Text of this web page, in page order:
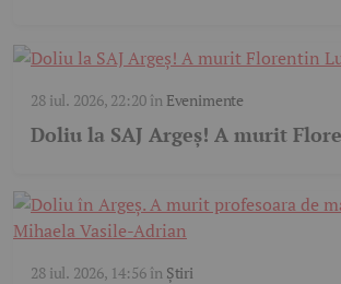
28 iul. 2026, 22:20în Evenimente
Doliu la SAJ Argeș! A murit
28 iul. 2026, 14:56în Știri